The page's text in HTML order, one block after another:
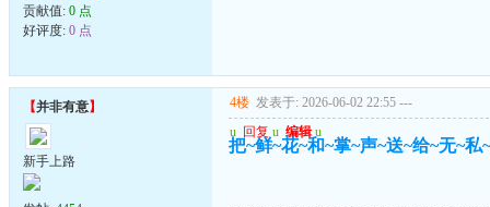
贡献值: 0 点
好评度: 0 点
【并非有意】
新手上路
4楼 发表于: 2026-06-02 22:55 ---
u 回复 u 编辑 u
把~鲜~花~和~掌~声~送~给~无~私